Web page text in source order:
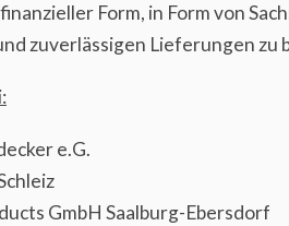
Form, in Form von
zuverlässigen Lieferungen zu
e.G.
GmbH Saalburg-Ebersdorf